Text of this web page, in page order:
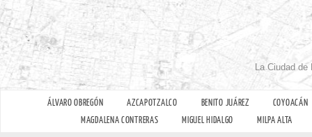
La Ciudad
ÁLVARO OBREGÓN AZCAPOTZALCO BENITO JUÁREZ
COYOACÁN
MAGDALENA CONTRERAS
MIGUEL HIDALGO MILPA ALTA